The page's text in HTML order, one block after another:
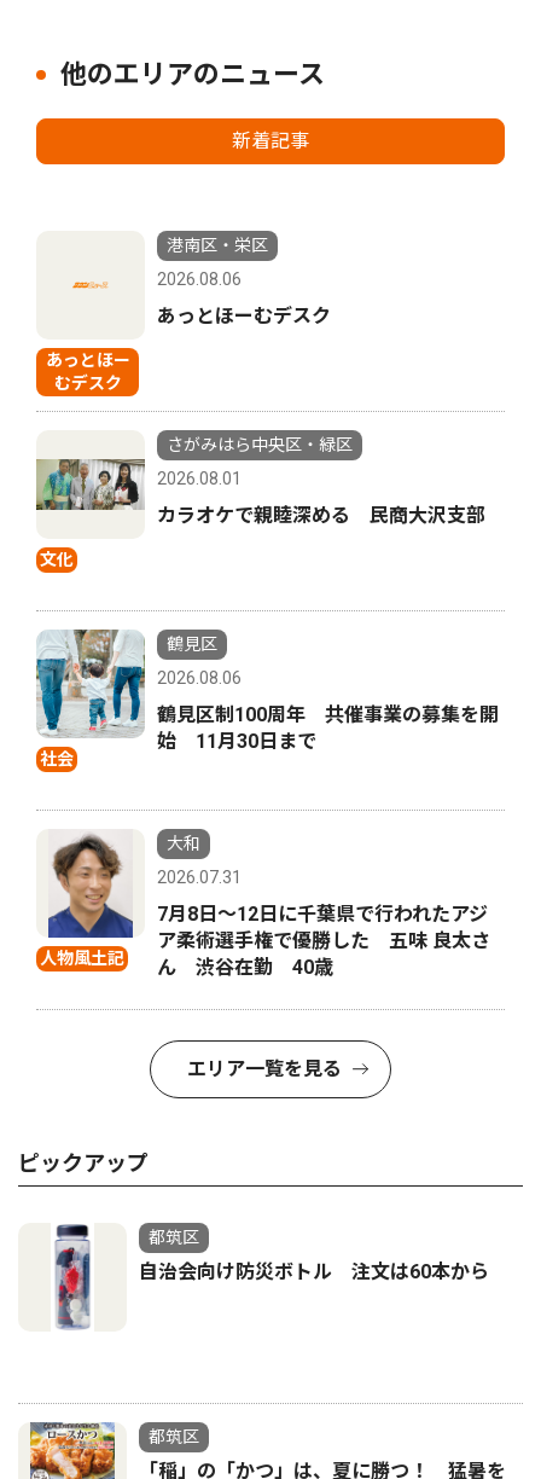
他のエリアのニュース
新着記事
あっとほー
むデスク
港南区・栄区
2026.08.06
あっとほーむデスク
文化
さがみはら中央区・緑区
2026.08.01
カラオケで親睦深める 民商大沢支部
社会
鶴見区
2026.08.06
鶴見区制100周年 共催事業の募集を開
始 11月30日まで
人物風土記
大和
2026.07.31
7月8日〜12日に千葉県で行われたアジ
ア柔術選手権で優勝した 五味 良太さ
ん 渋谷在勤 40歳
エリア一覧を見る
ピックアップ
都筑区
自治会向け防災ボトル 注文は60本から
都筑区
「稲」の「かつ」は、夏に勝つ！ 猛暑を